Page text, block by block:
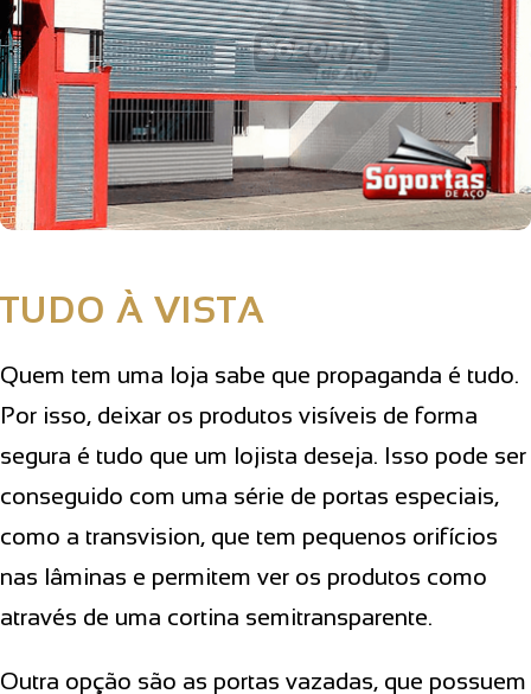
TUDO À VISTA
Quem tem uma loja sabe que propaganda é tudo.
Por isso, deixar os produtos visíveis de forma
segura é tudo que um lojista deseja. Isso pode ser
conseguido com uma série de portas especiais,
como a transvision, que tem pequenos orifícios
nas lâminas e permitem ver os produtos como
através de uma cortina semitransparente.
Outra opção são as portas vazadas, que possuem